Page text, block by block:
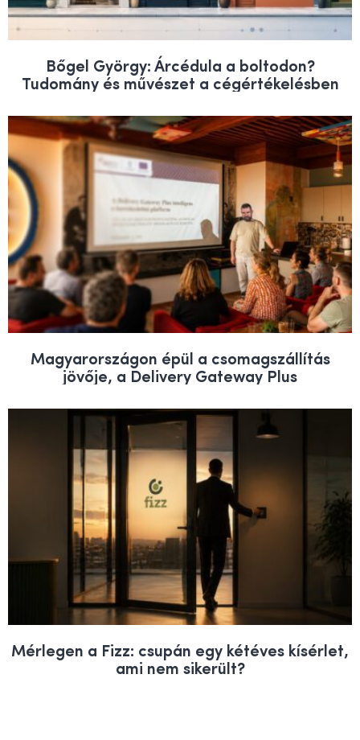
Bőgel György: Árcédula a boltodon?
Tudomány és művészet a cégértékelésben
Magyarországon épül a csomagszállítás
jövője, a Delivery Gateway Plus
Mérlegen a Fizz: csupán egy kétéves kísérlet,
ami nem sikerült?